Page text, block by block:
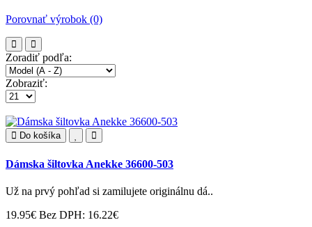
Porovnať výrobok (0)
Zoradiť podľa:
Zobraziť:
Do košíka
Dámska šiltovka Anekke 36600-503
Už na prvý pohľad si zamilujete originálnu dá..
19.95€ Bez DPH: 16.22€